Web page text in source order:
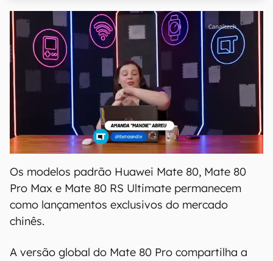
Os modelos padrão Huawei Mate 80, Mate 80
Pro Max e Mate 80 RS Ultimate permanecem
como lançamentos exclusivos do mercado
chinês.
A versão global do Mate 80 Pro compartilha a